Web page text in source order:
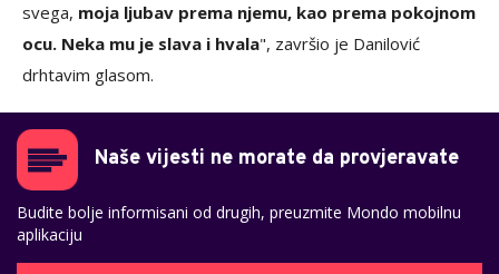
svega, moja ljubav prema njemu, kao prema pokojnom
ocu. Neka mu je slava i hvala", završio je Danilović
drhtavim glasom.
Naše vijesti ne morate da provjeravate
Budite bolje informisani od drugih, preuzmite Mondo mobilnu
aplikaciju